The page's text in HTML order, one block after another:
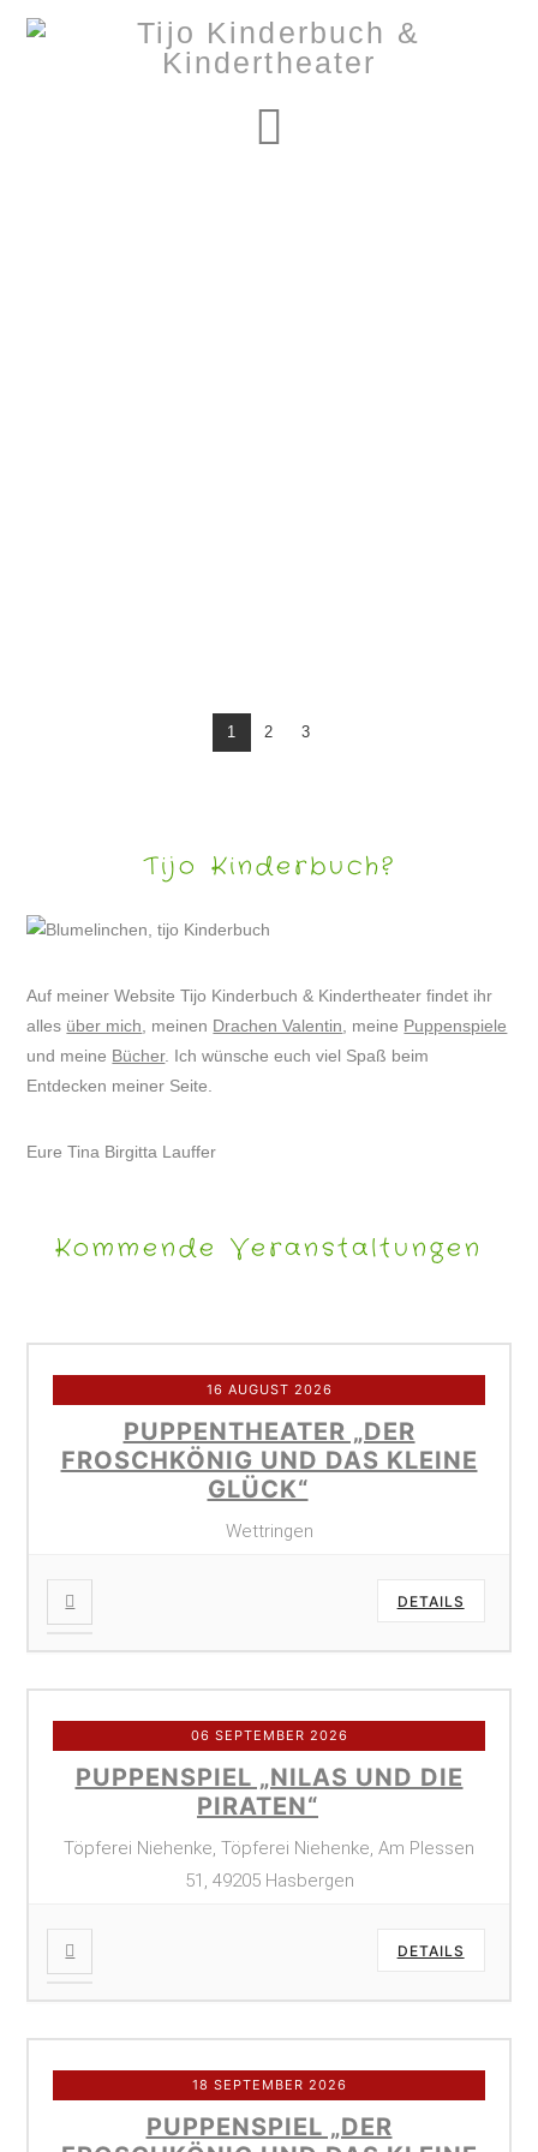
1 2 3
Tijo Kinderbuch?
Auf meiner Website Tijo Kinderbuch & Kindertheater findet ihr
alles über mich , meinen Drachen Valentin , meine Puppenspiele
und meine Bücher. Ich wünsche euch viel Spaß beim
Entdecken meiner Seite.
Eure Tina Birgitta Lauffer
Kommende Veranstaltungen
16 AUGUST 2026
PUPPENTHEATER „DER
FROSCHKÖNIG UND DAS KLEINE
GLÜCK“
Wettringen
DETAILS
06 SEPTEMBER 2026
PUPPENSPIEL „NILAS UND DIE
PIRATEN“
Töpferei Niehenke, Töpferei Niehenke, Am Plessen
51, 49205 Hasbergen
DETAILS
18 SEPTEMBER 2026
PUPPENSPIEL „DER